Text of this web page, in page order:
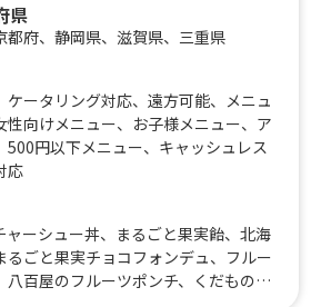
県
都府、 静岡県、 滋賀県、 三重県
ケータリング対応、 遠方可能、 メニュ
性向けメニュー、 お子様メニュー、 ア
500円以下メニュー、 キャッシュレス
応
ャーシュー丼、まるごと果実飴、北海
るごと果実チョコフォンデュ、フルー
八百屋のフルーツポンチ、くだものプ